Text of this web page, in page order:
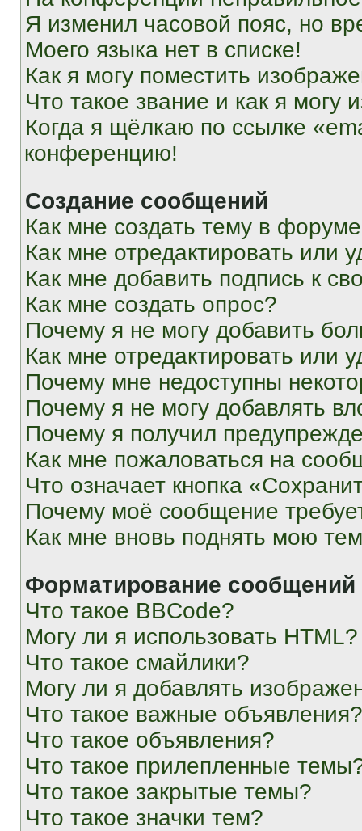
Я изменил часовой пояс, но
Моего языка нет в списке!
Как я могу поместить
Что такое звание и как я могу
Когда я щёлкаю по ссылке
конференцию!
Создание сообщений
Как мне создать тему в
Как мне отредактировать или
Как мне добавить подпись к
Как мне создать опрос?
Почему я не могу добавить
Как мне отредактировать или
Почему мне недоступны
Почему я не могу добавлять
Почему я получил
Как мне пожаловаться на
Что означает кнопка
Почему моё сообщение
Как мне вновь поднять мою
Форматирование
Что такое BBCode?
Могу ли я использовать HTML?
Что такое смайлики?
Могу ли я добавлять
Что такое важные объявления?
Что такое объявления?
Что такое прилепленные
Что такое закрытые темы?
Что такое значки тем?